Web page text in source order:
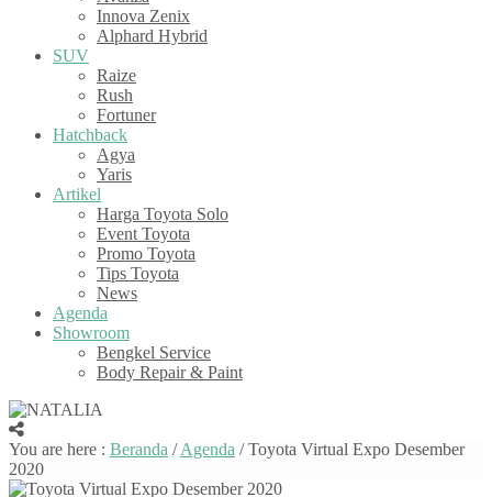
Innova Zenix
Alphard Hybrid
SUV
Raize
Rush
Fortuner
Hatchback
Agya
Yaris
Artikel
Harga Toyota Solo
Event Toyota
Promo Toyota
Tips Toyota
News
Agenda
Showroom
Bengkel Service
Body Repair & Paint
You are here : Beranda /Agenda /Toyota Virtual Expo Desember
2020